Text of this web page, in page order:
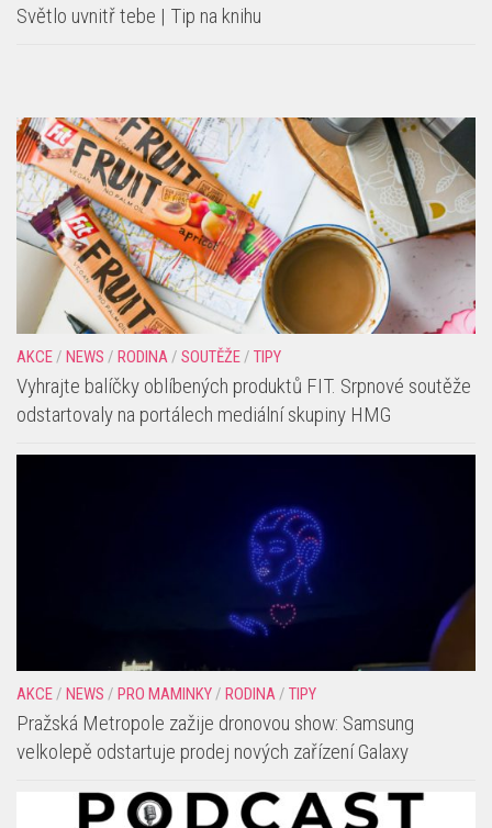
Světlo uvnitř tebe | Tip na knihu
AKCE/ NEWS / RODINA/ SOUTĚŽE/ TIPY
Vyhrajte balíčky oblíbených produktů FIT. Srpnové soutěže
odstartovaly na portálech mediální skupiny HMG
AKCE/ NEWS / PRO MAMINKY/ RODINA/ TIPY
Pražská Metropole zažije dronovou show: Samsung
velkolepě odstartuje prodej nových zařízení Galaxy